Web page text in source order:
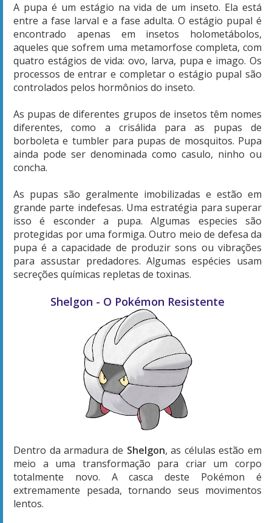
A pupa é um estágio na vida de um inseto. Ela está
entre a fase larval e a fase adulta. O estágio pupal é
encontrado apenas em insetos holometábolos,
aqueles que sofrem uma metamorfose completa, com
quatro estágios de vida: ovo, larva, pupa e imago. Os
processos de entrar e completar o estágio pupal são
controlados pelos hormônios do inseto.
As pupas de diferentes grupos de insetos têm nomes
diferentes, como a crisálida para as pupas de
borboleta e tumbler para pupas de mosquitos. Pupa
ainda pode ser denominada como casulo, ninho ou
concha.
As pupas são geralmente imobilizadas e estão em
grande parte indefesas. Uma estratégia para superar
isso é esconder a pupa. Algumas especies são
protegidas por uma formiga. Outro meio de defesa da
pupa é a capacidade de produzir sons ou vibrações
para assustar predadores. Algumas espécies usam
secreções químicas repletas de toxinas.
Shelgon - O Pokémon Resistente
Dentro da armadura de Shelgon, as células estão em
meio a uma transformação para criar um corpo
totalmente novo. A casca deste Pokémon é
extremamente pesada, tornando seus movimentos
lentos.